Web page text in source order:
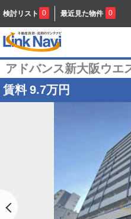
検討リスト 0 最近見た物件 0
アドバンス新大阪ウエ
賃料 9.7万円